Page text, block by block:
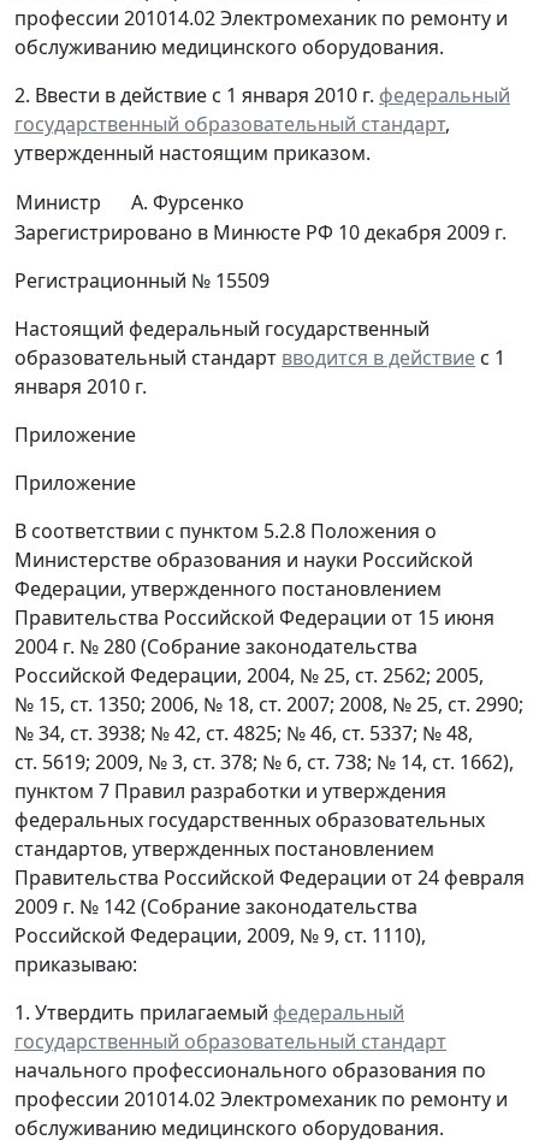
профессии 201014.02 Электромеханик по ремонту и
обслуживанию медицинского оборудования.
2. Ввести в действие с 1 января 2010 г. федеральный
государственный образовательный стандарт,
утвержденный настоящим приказом.
Министр
А. Фурсенко
Зарегистрировано в Минюсте РФ 10 декабря 2009 г.
Регистрационный № 15509
Настоящий федеральный государственный
образовательный стандарт вводится в действие с 1
января 2010 г.
Приложение
Приложение
В соответствии с пунктом 5.2.8 Положения о
Министерстве образования и науки Российской
Федерации, утвержденного постановлением
Правительства Российской Федерации от 15 июня
2004 г. № 280 (Собрание законодательства
Российской Федерации, 2004, № 25, ст. 2562; 2005,
№ 15, ст. 1350; 2006, № 18, ст. 2007; 2008, № 25, ст. 2990;
№ 34, ст. 3938; № 42, ст. 4825; № 46, ст. 5337; № 48,
ст. 5619; 2009, № 3, ст. 378; № 6, ст. 738; № 14, ст. 1662),
пунктом 7 Правил разработки и утверждения
федеральных государственных образовательных
стандартов, утвержденных постановлением
Правительства Российской Федерации от 24 февраля
2009 г. № 142 (Собрание законодательства
Российской Федерации, 2009, № 9, ст. 1110),
приказываю:
1. Утвердить прилагаемый федеральный
государственный образовательный стандарт
начального профессионального образования по
профессии 201014.02 Электромеханик по ремонту и
обслуживанию медицинского оборудования.